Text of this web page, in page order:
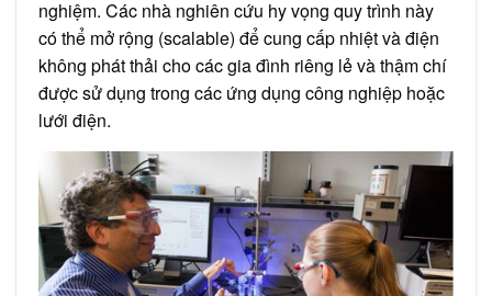
nghiệm. Các nhà nghiên cứu hy vọng quy trình này
có thể mở rộng (scalable) để cung cấp nhiệt và điện
không phát thải cho các gia đình riêng lẻ và thậm chí
được sử dụng trong các ứng dụng công nghiệp hoặc
lưới điện.